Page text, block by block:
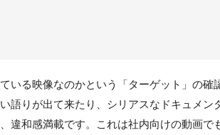
いる映像なのかという「ターゲット」の確
語りが出て来たり、シリアスなドキュメン
違和感満載です。これは社内向けの動画で